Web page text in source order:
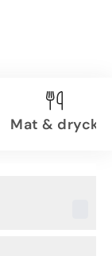
Mat & dryck